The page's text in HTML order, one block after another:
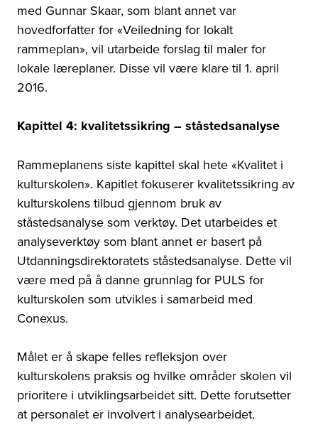
med Gunnar Skaar, som blant annet var
hovedforfatter for «Veiledning for lokalt
rammeplan», vil utarbeide forslag til maler for
lokale læreplaner. Disse vil være klare til 1. april
2016.
Kapittel 4: kvalitetssikring – ståstedsanalyse
Rammeplanens siste kapittel skal hete «Kvalitet i
kulturskolen». Kapitlet fokuserer kvalitetssikring av
kulturskolens tilbud gjennom bruk av
ståstedsanalyse som verktøy. Det utarbeides et
analyseverktøy som blant annet er basert på
Utdanningsdirektoratets ståstedsanalyse. Dette vil
være med på å danne grunnlag for PULS for
kulturskolen som utvikles i samarbeid med
Conexus.
Målet er å skape felles refleksjon over
kulturskolens praksis og hvilke områder skolen vil
prioritere i utviklingsarbeidet sitt. Dette forutsetter
at personalet er involvert i analysearbeidet.